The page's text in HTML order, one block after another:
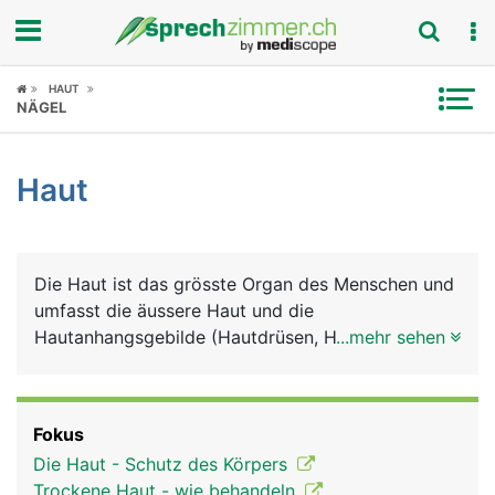
Fokus
Symptome
News
Rubriken
HAUT
NÄGEL
Haut
Die Haut ist das grösste Organ des Menschen und
umfasst die äussere Haut und die
Hautanhangsgebilde (Hautdrüsen, Haare, Nägel).
Oberhaut (Epidermis), Lederhaut (Dermis) und
Unterhaut (Subkutis). Zu den Hauptaufgaben der
...mehr sehen
Fokus
Die Haut - Schutz des Körpers
Trockene Haut - wie behandeln